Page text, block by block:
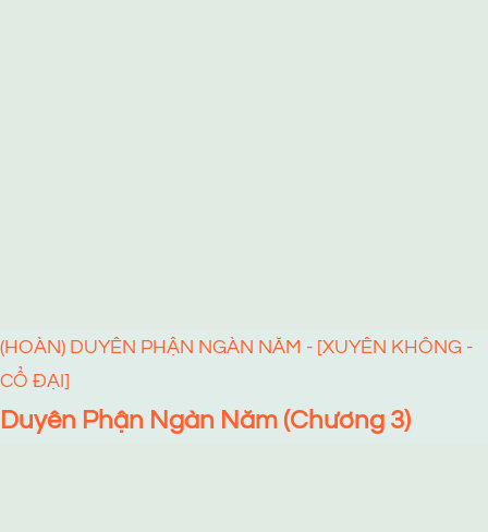
(HOÀN) DUYÊN PHẬN NGÀN NĂM - [XUYÊN KHÔNG -
CỔ ĐẠI]
Duyên Phận Ngàn Năm (Chương 3)